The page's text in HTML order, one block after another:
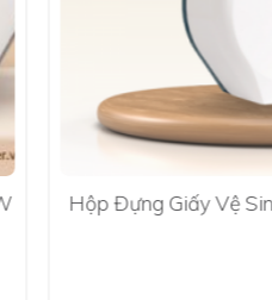
Hộp Đựng Giấy Vệ